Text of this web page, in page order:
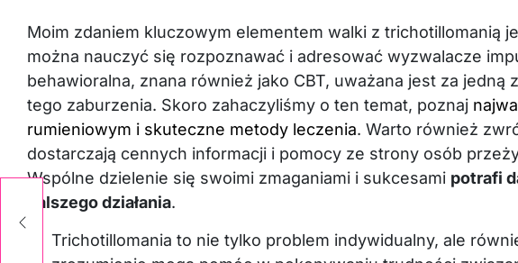
Moim zdaniem kluczowym elementem walki z trichotillomanią
można nauczyć się rozpoznawać i adresować wyzwalacze
behawioralna, znana również jako CBT, uważana jest za
tego zaburzenia. Skoro zahaczyliśmy o ten temat, poznaj
rumieniowym i skuteczne metody leczenia. Warto również
dostarczają cennych informacji i pomocy ze strony osób
Wspólne dzielenie się swoimi zmaganiami i sukcesami potrafi
dalszego działania.
Trichotillomania to nie tylko problem indywidualny, ale